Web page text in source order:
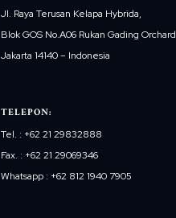
Jl. Raya Terusan Kelapa Hybrida,
Blok GOS No.A06 Rukan Gading Orchard
Jakarta 14140 – Indonesia
TELEPON:
Tel. : +62 21 29832888
Fax. : +62 21 29069346
Whatsapp : +62 812 1940 7905